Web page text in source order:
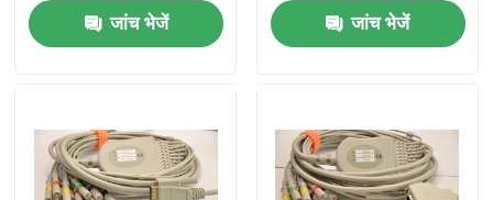
गुणवत्ता नियंत्रण
समाचार
जांच भेजें
जांच भेजें